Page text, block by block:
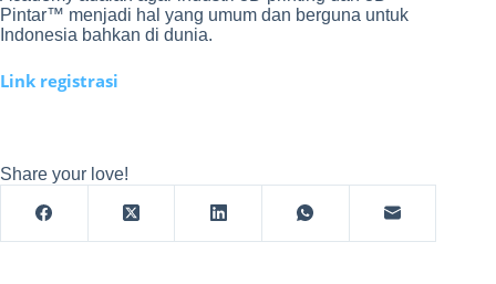
Pintar™ menjadi hal yang umum dan berguna untuk
Indonesia bahkan di dunia.
Link registrasi
Share your love!